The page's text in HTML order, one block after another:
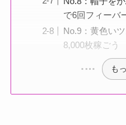
で6回フィーバ
No.9：黄色い
8,000枚稼ごう
も